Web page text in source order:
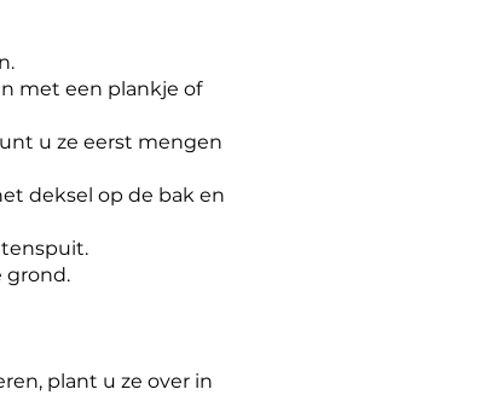
met een plankje of
u ze eerst mengen
deksel op de bak en
grond.
plant u ze over in